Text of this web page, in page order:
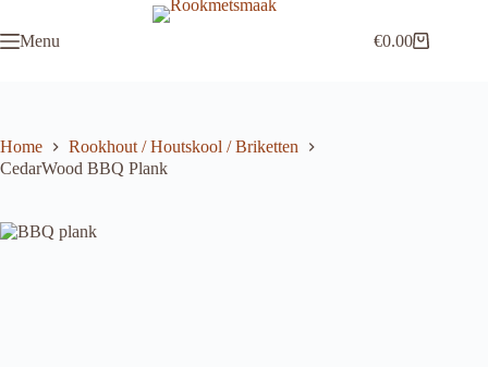
de Menu Winkelwagen
€0.00
Home
Rookhout / Houtskool / Briketten
CedarWood BBQ Plank